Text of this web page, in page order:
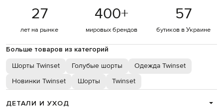
27
лет на рынке
400+
мировых брендов
57
бутиков в Украине
Больше товаров из категорий
Шорты Twinset Голубые шорты
Одежда Twinset
Новинки Twinset
Шорты Twinset
ДЕТАЛИ И УХОД